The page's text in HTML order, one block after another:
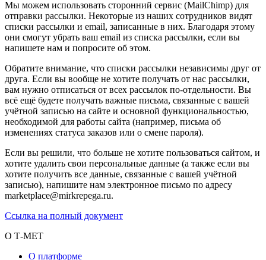
Мы можем использовать сторонний сервис (MailChimp) для
отправки рассылки. Некоторые из наших сотрудников видят
списки рассылки и email, записанные в них. Благодаря этому
они смогут убрать ваш email из списка рассылки, если вы
напишете нам и попросите об этом.
Обратите внимание, что списки рассылки независимы друг от
друга. Если вы вообще не хотите получать от нас рассылки,
вам нужно отписаться от всех рассылок по-отдельности. Вы
всё ещё будете получать важные письма, связанные с вашей
учётной записью на сайте и основной функциональностью,
необходимой для работы сайта (например, письма об
изменениях статуса заказов или о смене пароля).
Если вы решили, что больше не хотите пользоваться сайтом, и
хотите удалить свои персональные данные (а также если вы
хотите получить все данные, связанные с вашей учётной
записью), напишите нам электронное письмо по адресу
marketplace@mirkrepega.ru.
Ссылка на полный документ
О Т-МЕТ
О платформе